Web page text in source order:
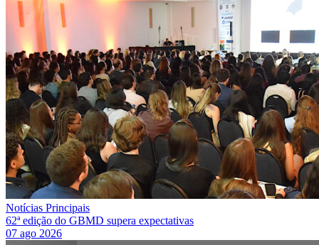
Notícias Principais
62ª edição do GBMD supera expectativas
07 ago 2026